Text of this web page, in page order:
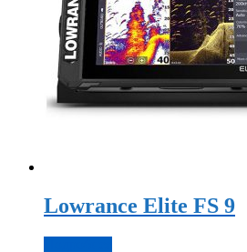
Lowrance Elite FS 9